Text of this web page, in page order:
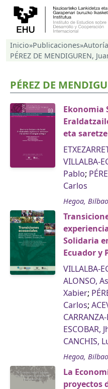
Inicio»Publicaciones»Autoría
PÉREZ DE MENDIGUREN,
PÉREZ DE
Ekonomia
eta
VILLALBA-
Pablo;
Carlos
Hegoa,
Solidaria
Ecuador y
VILLALBA-
ALONSO,
Xabier;
Carlos;
ESCOBAR,
CANCHIS,
Hegoa,
La
proyectos